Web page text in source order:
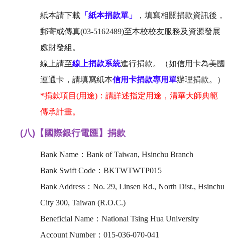
紙本請下載 「紙本捐款單」
，填寫相關捐款資訊後，
郵寄或傳真(03-5162489)至本校校友服務及資源發展
處財發組。
線上請至線上捐款系統進行捐款。（如信用卡為美國
運通卡，請填寫紙本信用卡捐款專用單辦理捐款。）
*捐款項目(用途)：請詳述指定用途，清華大師典範
傳承計畫。
(八) 【國際銀行電匯】捐款
Bank Name：Bank of Taiwan, Hsinchu Branch
Bank Swift Code：BKTWTWTP015
Bank Address：No. 29, Linsen Rd., North Dist., Hsinchu
City 300, Taiwan (R.O.C.)
Beneficial Name：National Tsing Hua University
Account Number：015-036-070-041